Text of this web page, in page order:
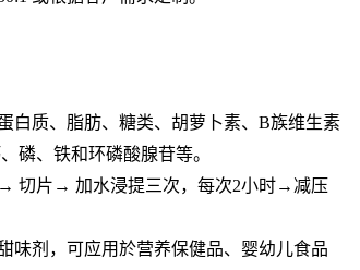
白质、脂肪、糖类、胡萝卜素、B族维生素
磷、铁和环磷酸腺苷等。
切片→ 加水浸提三次，每次2小时→减压
味剂，可应用於营养保健品、婴幼儿食品